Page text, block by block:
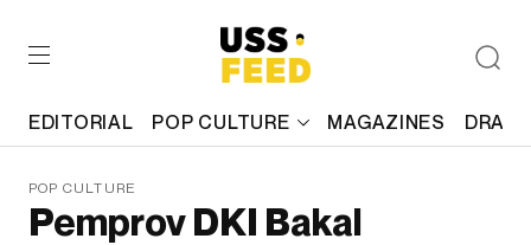
EDITORIAL POP CULTURE MAGAZINES
POP CULTURE
Pemprov DKI Bakal